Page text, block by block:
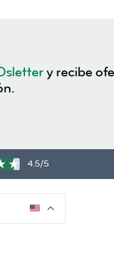
y recibe
4.5/5